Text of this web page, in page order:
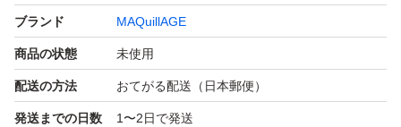
ブランド MAQuillAGE
商品の状態 未使用
配送の方法 おてがる配送（日本郵便）
発送までの日数 1〜2日で発送